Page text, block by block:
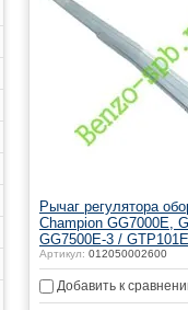
Рычаг регулятора
Champion GG7000E,
GG7500E-3 /
Артикул: 012050002600
Добавить к